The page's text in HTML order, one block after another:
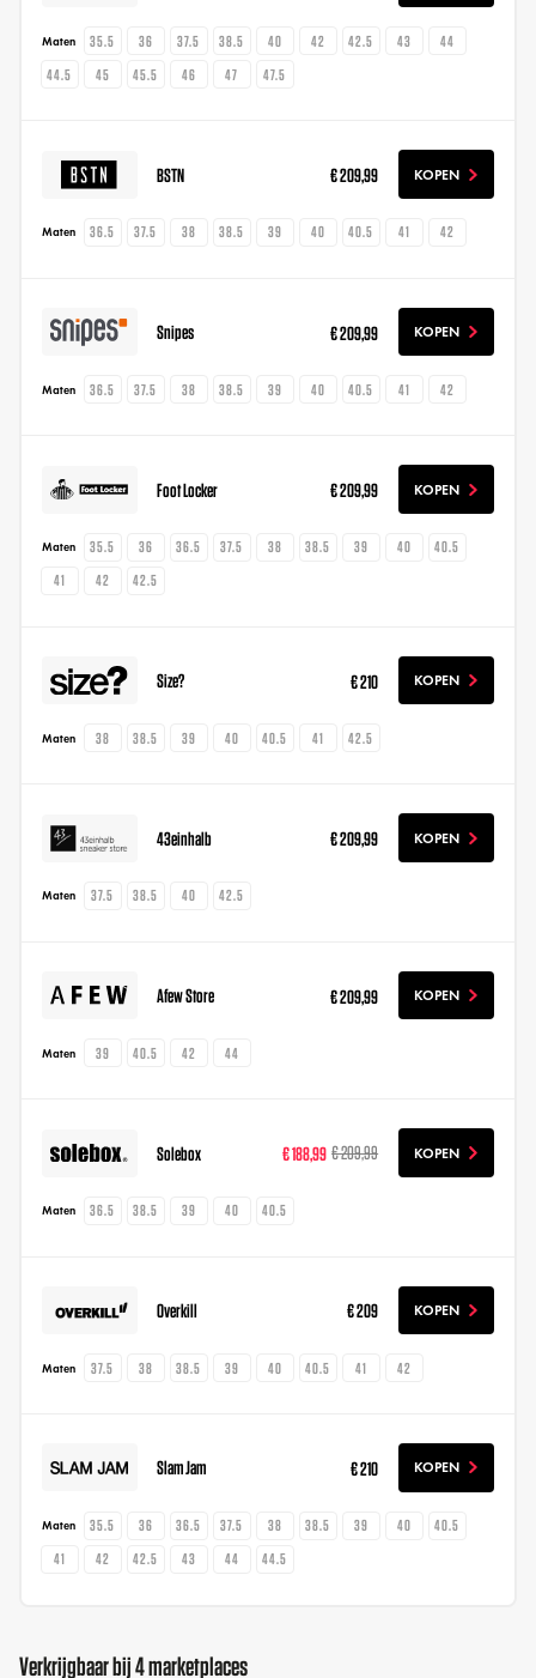
Maten 35.5 36 37.5 38.5 40 42 42.5 43
44
44.5
45 45.5 46 47 47.5
BSTN € 209,99 KOPEN
Maten 36.5 37.5 38 38.5 39 40 40.5 41 42
Snipes € 209,99 KOPEN
Maten 36.5 37.5 38 38.5 39 40 40.5 41 42
Foot Locker € 209,99 KOPEN
Maten 35.5 36 36.5 37.5 38 38.5 39 40
40.5
41
42 42.5
Size? € 210 KOPEN
Maten 38 38.5 39 40 40.5 41 42.5
43einhalb € 209,99 KOPEN
Maten 37.5 38.5 40 42.5
Afew Store € 209,99 KOPEN
Maten 39 40.5 42 44
Solebox € 188,99 € 209,99 KOPEN
Maten 36.5 38.5 39 40 40.5
Overkill € 209 KOPEN
Maten 37.5 38 38.5 39 40 40.5 41 42
Slam Jam € 210 KOPEN
Maten 35.5 36 36.5 37.5 38 38.5 39 40
40.5
41
42 42.5 43 44 44.5
Verkrijgbaar bij 4 marketplaces